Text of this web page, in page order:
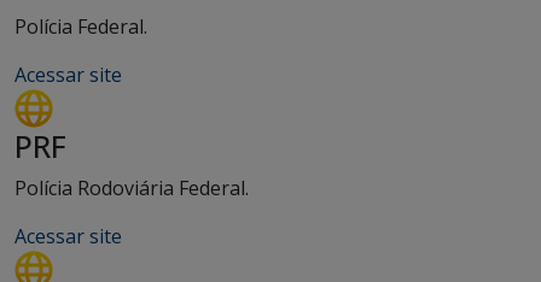
Polícia Federal.
Acessar site
PRF
Polícia Rodoviária Federal.
Acessar site